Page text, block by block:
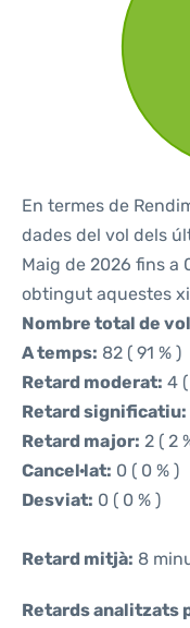
En termes de
dades del vol dels
Maig de 2026 fins a
obtingut aquestes
Nombre total de
A temps: 82 ( 91 % )
Retard moderat: 4
Retard significatiu:
Retard major: 2 ( 2
Cancel·lat: 0 ( 0 % )
Desviat: 0 ( 0 % )
Retard mitjà: 8
Retards analitzats